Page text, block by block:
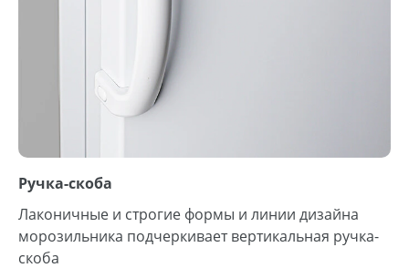
Ручка-скоба
Лаконичные и строгие формы и линии дизайна
морозильника подчеркивает вертикальная ручка-
скоба